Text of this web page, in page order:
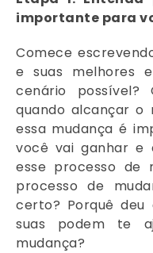
importante para
Comece
e suas melhores
cenário
quando alcançar o
essa mudança é
você vai ganhar e
esse processo de
processo de
certo? Porquê
suas podem te
mudança?